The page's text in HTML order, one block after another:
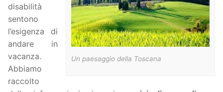
Un paesaggio della Toscana
disabilità
sentono
l’esigenza di
andare in
vacanza.
Abbiamo
raccolto